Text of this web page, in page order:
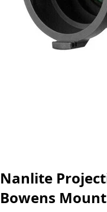
Nanlite
Bowens